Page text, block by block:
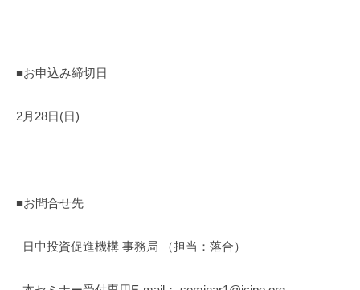
■お申込み締切日
2月28日(日)
■お問合せ先
日中投資促進機構 事務局 （担当：落合）